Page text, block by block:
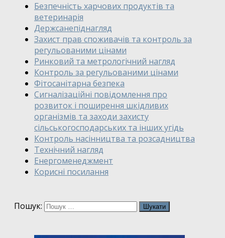
Безпечність харчових продуктів та
ветеринарія
Держсанепіднагляд
Захист прав споживачів та контроль за
регульованими цінами
Ринковий та метрологічний нагляд
Контроль за регульованими цінами
Фітосанітарна безпека
Сигналізаційні повідомлення про
розвиток і поширення шкідливих
організмів та заходи захисту
сільськогосподарських та інших угідь
Контроль насінництва та розсадництва
Технічний нагляд
Енергоменеджмент
Корисні посилання
Пошук: